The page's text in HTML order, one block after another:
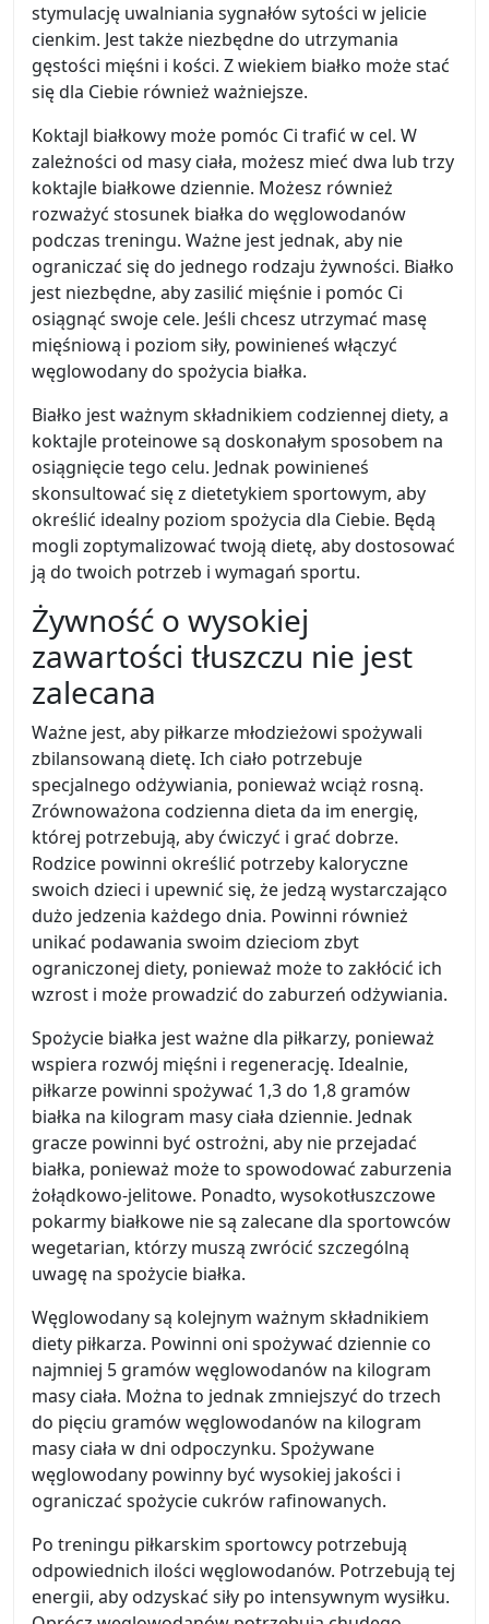
stymulację uwalniania sygnałów sytości w jelicie
cienkim. Jest także niezbędne do utrzymania
gęstości mięśni i kości. Z wiekiem białko może stać
się dla Ciebie również ważniejsze.
Koktajl białkowy może pomóc Ci trafić w cel. W
zależności od masy ciała, możesz mieć dwa lub trzy
koktajle białkowe dziennie. Możesz również
rozważyć stosunek białka do węglowodanów
podczas treningu. Ważne jest jednak, aby nie
ograniczać się do jednego rodzaju żywności. Białko
jest niezbędne, aby zasilić mięśnie i pomóc Ci
osiągnąć swoje cele. Jeśli chcesz utrzymać masę
mięśniową i poziom siły, powinieneś włączyć
węglowodany do spożycia białka.
Białko jest ważnym składnikiem codziennej diety, a
koktajle proteinowe są doskonałym sposobem na
osiągnięcie tego celu. Jednak powinieneś
skonsultować się z dietetykiem sportowym, aby
określić idealny poziom spożycia dla Ciebie. Będą
mogli zoptymalizować twoją dietę, aby dostosować
ją do twoich potrzeb i wymagań sportu.
Żywność o wysokiej
zawartości tłuszczu nie jest
zalecana
Ważne jest, aby piłkarze młodzieżowi spożywali
zbilansowaną dietę. Ich ciało potrzebuje
specjalnego odżywiania, ponieważ wciąż rosną.
Zrównoważona codzienna dieta da im energię,
której potrzebują, aby ćwiczyć i grać dobrze.
Rodzice powinni określić potrzeby kaloryczne
swoich dzieci i upewnić się, że jedzą wystarczająco
dużo jedzenia każdego dnia. Powinni również
unikać podawania swoim dzieciom zbyt
ograniczonej diety, ponieważ może to zakłócić ich
wzrost i może prowadzić do zaburzeń odżywiania.
Spożycie białka jest ważne dla piłkarzy, ponieważ
wspiera rozwój mięśni i regenerację. Idealnie,
piłkarze powinni spożywać 1,3 do 1,8 gramów
białka na kilogram masy ciała dziennie. Jednak
gracze powinni być ostrożni, aby nie przejadać
białka, ponieważ może to spowodować zaburzenia
żołądkowo-jelitowe. Ponadto, wysokotłuszczowe
pokarmy białkowe nie są zalecane dla sportowców
wegetarian, którzy muszą zwrócić szczególną
uwagę na spożycie białka.
Węglowodany są kolejnym ważnym składnikiem
diety piłkarza. Powinni oni spożywać dziennie co
najmniej 5 gramów węglowodanów na kilogram
masy ciała. Można to jednak zmniejszyć do trzech
do pięciu gramów węglowodanów na kilogram
masy ciała w dni odpoczynku. Spożywane
węglowodany powinny być wysokiej jakości i
ograniczać spożycie cukrów rafinowanych.
Po treningu piłkarskim sportowcy potrzebują
odpowiednich ilości węglowodanów. Potrzebują tej
energii, aby odzyskać siły po intensywnym wysiłku.